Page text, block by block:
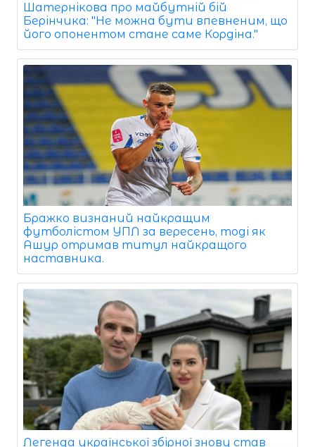
Шатернікова про майбутній бій
Берінчика: "Не можна бути впевненим, що
його опонентом стане саме Кордіна."
Бражко визнаний найкращим
футболістом УПЛ за вересень, тоді як
Ашур отримав титул найкращого
наставника.
Легенда української збірної знову став